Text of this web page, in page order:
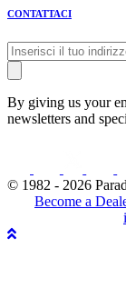
CONTATTACI
By giving us your
newsletters and
© 1982 - 2026
Become a